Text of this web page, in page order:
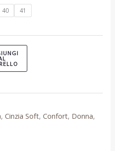
40 41
, Cinzia Soft, Confort, Donna,